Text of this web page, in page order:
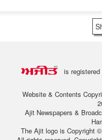
is registered
Website & Contents
Ajit Newspapers &
The Ajit logo is Copyright